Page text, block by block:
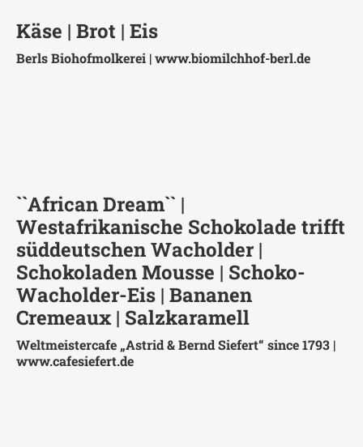
Käse | Brot | Eis
Berls Biohofmolkerei |www.biomilchhof-berl.de
``African Dream`` |
Westafrikanische Schokolade trifft
süddeutschen Wacholder |
Schokoladen Mousse | Schoko-
Wacholder-Eis | Bananen
Cremeaux | Salzkaramell
Weltmeistercafe „Astrid & Bernd Siefert“ since 1793 |
www.cafesiefert.de